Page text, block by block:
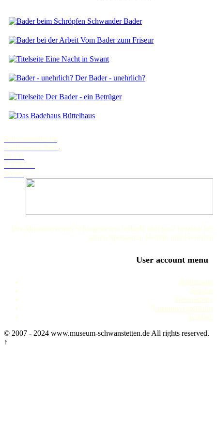
Schwander Bader
Vom Bader zum Friseur
Eine Nacht in Swant
Der Bader - unehrlich?
Der Bader - ein Betrüger
Büttelhaus
Schwanstetten.de
Landratsamt Roth
BLFD
Landkarte
Wetter
Der Museumsverein Schwanstetten bedankt sich ganz herzlich bei
seinen Sponsoren, Helfern und Freunden
User account menu
Impressum
Service
Datenschutz
Literaturverzeichnis
Termine
© 2007 - 2024 www.museum-schwanstetten.de All rights reserved.
↑